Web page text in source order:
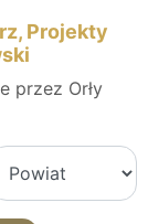
Projekty
przez Orły